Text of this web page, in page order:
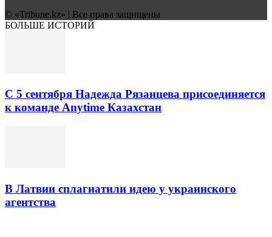
© «Tribune.kz» | Все права защищены
БОЛЬШЕ ИСТОРИЙ
С 5 сентября Надежда Рязанцева присоединяется
к команде Anytime Казахстан
В Латвии сплагиатили идею у украинского
агентства